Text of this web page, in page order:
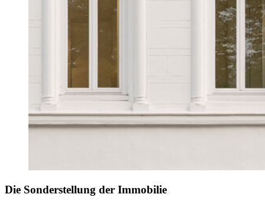
Die Sonderstellung der Immobilie